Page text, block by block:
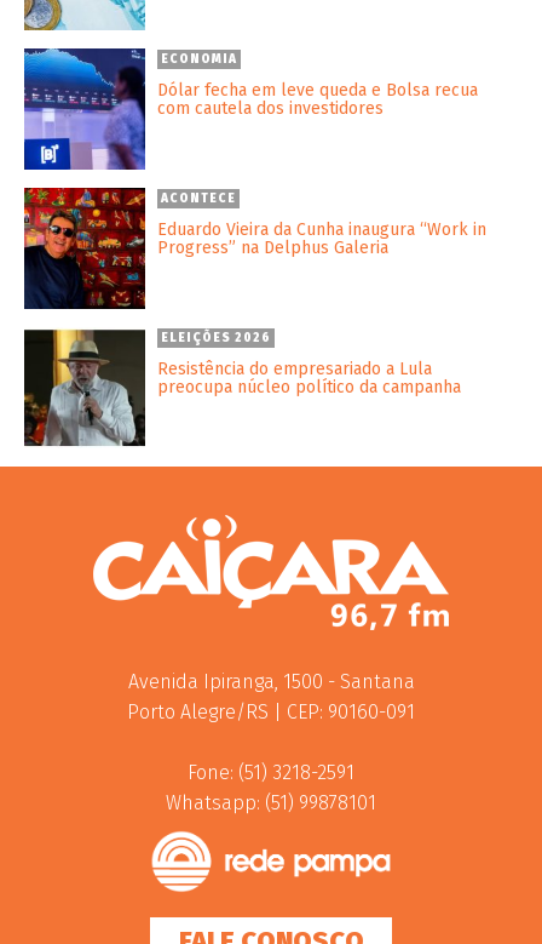
ECONOMIA
Dólar fecha em leve queda e Bolsa recua
com cautela dos investidores
ACONTECE
Eduardo Vieira da Cunha inaugura “Work in
Progress” na Delphus Galeria
ELEIÇÕES 2026
Resistência do empresariado a Lula
preocupa núcleo político da campanha
Avenida Ipiranga, 1500 - Santana
Porto Alegre/RS | CEP: 90160-091
Fone: (51) 3218-2591
Whatsapp: (51) 99878101